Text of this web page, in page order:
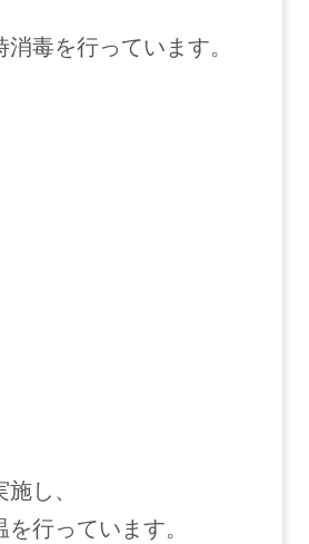
毒を行っています。
し、
行っています。